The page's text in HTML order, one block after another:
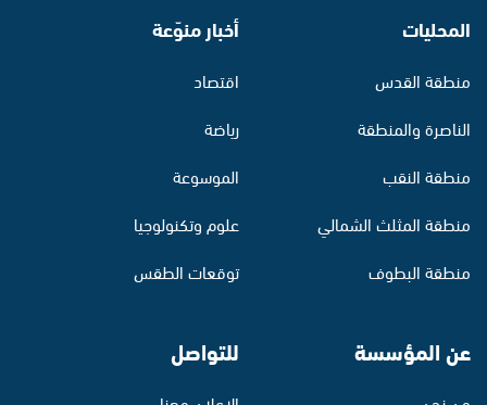
المحليات
منطقة القدس
الناصرة والمنطقة
منطقة النقب
منطقة المثلث الشمالي
منطقة البطوف
أخبار منوّعة
اقتصاد
رياضة
الموسوعة
علوم وتكنولوجيا
توقعات الطقس
عن المؤسسة للتواصل